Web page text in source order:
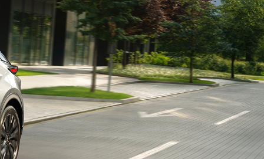
€ 32.995,-
C-HR
ALS PLUG-IN
Vraag een brochure aan
Bekijk de verwachte
modellen
Onderdelen
Accessoires
Banden
Werkplaatsafspraak
maken
Contact en Route
Thuislaadpakketten
Laadpas
Energie en slim laden
Bedrijfswagens op
maat
Financieren of
leasen
Verzekeren
Vraag een
brochure
aan
Contact en
Route